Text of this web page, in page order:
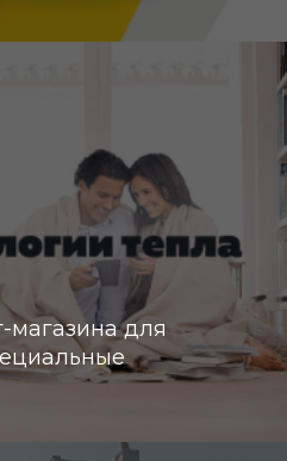
магазина для